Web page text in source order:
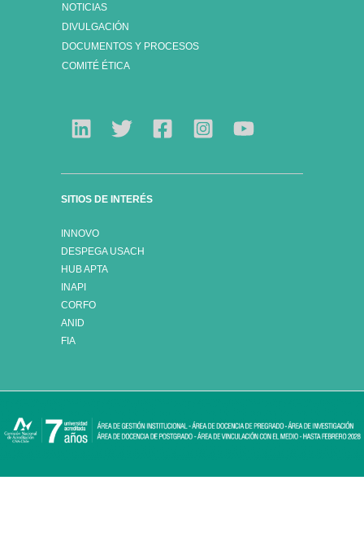
NOTICIAS
DIVULGACIÓN
DOCUMENTOS Y PROCESOS
COMITÉ ÉTICA
SITIOS DE INTERÉS
INNOVO
DESPEGA USACH
HUB APTA
INAPI
CORFO
ANID
FIA